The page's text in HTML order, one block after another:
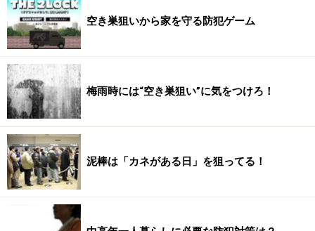
“サムターン回し”でホテルの自室に侵入さ
れることも
客室のドア下をチェック
「ピッキング」とは、ピッキング用具などを使用して鍵
穴に用具を入れて開錠してしまうもの。「
し」とは、ドアの隙間やドアポストなどから針金様のも
のを外から差し込んで、ドア内側にある「サムターン
空き巣狙いから家を守る防犯ゲーム
梅雨時には“空き巣狙い”に気をつけろ！
泥棒は「カネがある日」を狙ってる！